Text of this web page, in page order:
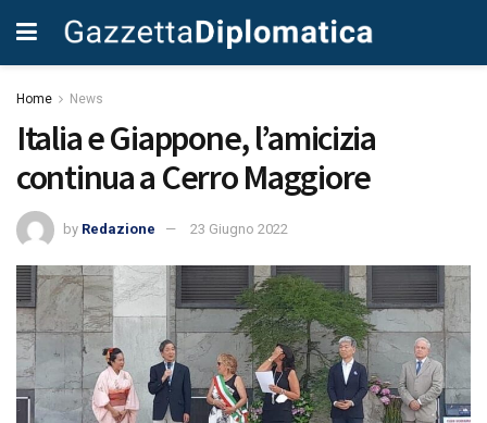
Home News
Italia e Giappone, l’amicizia
continua a Cerro Maggiore
by Redazione 23 Giugno 2022